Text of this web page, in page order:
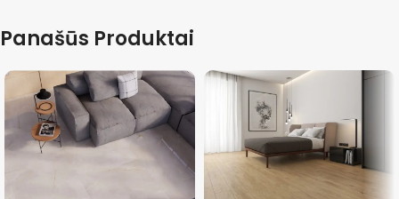
Panašūs Produktai